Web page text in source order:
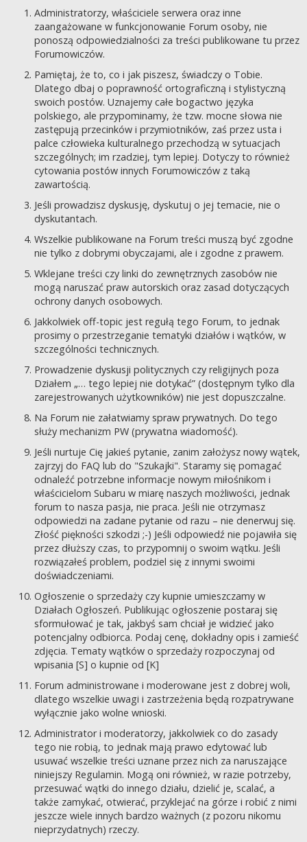
Administratorzy, właściciele serwera oraz inne
zaangażowane w funkcjonowanie Forum osoby, nie
ponoszą odpowiedzialności za treści publikowane tu przez
Forumowiczów.
Pamiętaj, że to, co i jak piszesz, świadczy o Tobie.
Dlatego dbaj o poprawność ortograficzną i stylistyczną
swoich postów. Uznajemy całe bogactwo języka
polskiego, ale przypominamy, że tzw. mocne słowa nie
zastępują przecinków i przymiotników, zaś przez usta i
palce człowieka kulturalnego przechodzą w sytuacjach
szczególnych; im rzadziej, tym lepiej. Dotyczy to również
cytowania postów innych Forumowiczów z taką
zawartością.
Jeśli prowadzisz dyskusję, dyskutuj o jej temacie, nie o
dyskutantach.
Wszelkie publikowane na Forum treści muszą być zgodne
nie tylko z dobrymi obyczajami, ale i zgodne z prawem.
Wklejane treści czy linki do zewnętrznych zasobów nie
mogą naruszać praw autorskich oraz zasad dotyczących
ochrony danych osobowych.
Jakkolwiek off-topic jest regułą tego Forum, to jednak
prosimy o przestrzeganie tematyki działów i wątków, w
szczególności technicznych.
Prowadzenie dyskusji politycznych czy religijnych poza
Działem „… tego lepiej nie dotykać” (dostępnym tylko dla
zarejestrowanych użytkowników) nie jest dopuszczalne.
Na Forum nie załatwiamy spraw prywatnych. Do tego
służy mechanizm PW (prywatna wiadomość).
Jeśli nurtuje Cię jakieś pytanie, zanim założysz nowy wątek,
zajrzyj do FAQ lub do "Szukajki". Staramy się pomagać
odnaleźć potrzebne informacje nowym miłośnikom i
właścicielom Subaru w miarę naszych możliwości, jednak
forum to nasza pasja, nie praca. Jeśli nie otrzymasz
odpowiedzi na zadane pytanie od razu – nie denerwuj się.
Złość piękności szkodzi ;-) Jeśli odpowiedź nie pojawiła się
przez dłuższy czas, to przypomnij o swoim wątku. Jeśli
rozwiązałeś problem, podziel się z innymi swoimi
doświadczeniami.
Ogłoszenie o sprzedaży czy kupnie umieszczamy w
Działach Ogłoszeń. Publikując ogłoszenie postaraj się
sformułować je tak, jakbyś sam chciał je widzieć jako
potencjalny odbiorca. Podaj cenę, dokładny opis i zamieść
zdjęcia. Tematy wątków o sprzedaży rozpoczynaj od
wpisania [S] o kupnie od [K]
Forum administrowane i moderowane jest z dobrej woli,
dlatego wszelkie uwagi i zastrzeżenia będą rozpatrywane
wyłącznie jako wolne wnioski.
Administrator i moderatorzy, jakkolwiek co do zasady
tego nie robią, to jednak mają prawo edytować lub
usuwać wszelkie treści uznane przez nich za naruszające
niniejszy Regulamin. Mogą oni również, w razie potrzeby,
przesuwać wątki do innego działu, dzielić je, scalać, a
także zamykać, otwierać, przyklejać na górze i robić z nimi
jeszcze wiele innych bardzo ważnych (z pozoru nikomu
nieprzydatnych) rzeczy.